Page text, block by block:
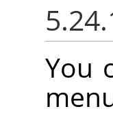
You